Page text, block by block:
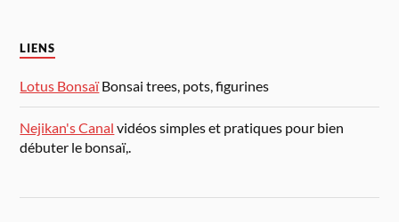
LIENS
Lotus BonsaïBonsai trees, pots, figurines
Nejikan's Canal vidéos simples et pratiques pour bien
débuter le bonsaï,.